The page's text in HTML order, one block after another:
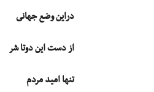
دراین وضع جهانى
از دست این دوتا شر
تنها امید مردم